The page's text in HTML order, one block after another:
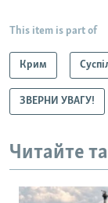
This item is part of
Крим
ЗВЕРНИ УВАГУ!
Читайте